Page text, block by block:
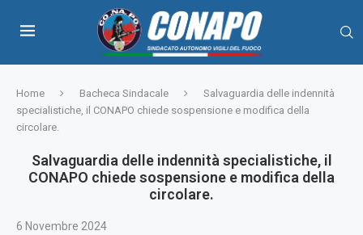
Home Bacheca Sindacale
Salvaguardia delle indennità
specialistiche, il CONAPO chiede sospensione e modifica della
circolare.
Salvaguardia delle indennità specialistiche, il
CONAPO chiede sospensione e modifica della
circolare.
6 Novembre 2024